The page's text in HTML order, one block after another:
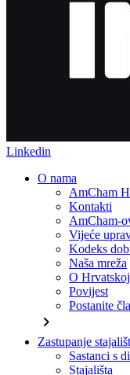
Linkedin
O nama
AmCham
Kontakti
AmCham-
Vijeće
Kodeks
Naša mreža
O Hrvatskoj
Povijest
Postanite
chevron_right
Zastupanje
Sastanci s
Stajališta